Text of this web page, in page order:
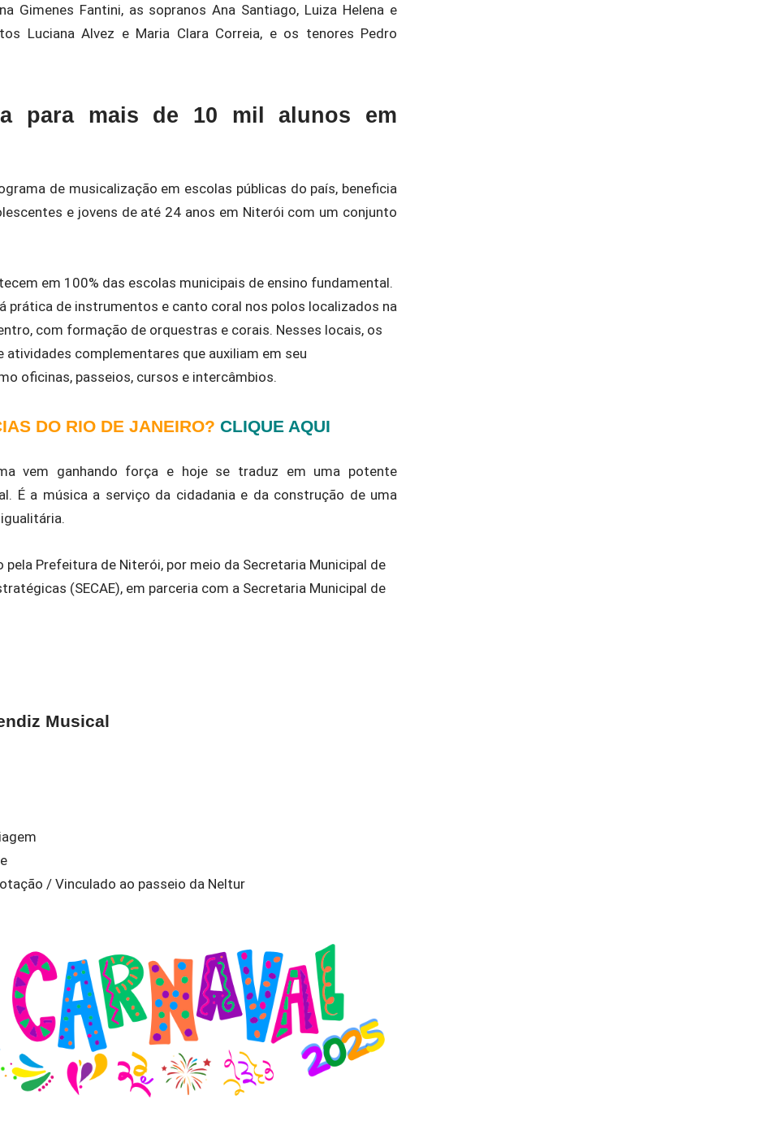
Gimenes Fantini, as sopranos Ana Santiago, Luiza Helena e
Luciana Alvez e Maria Clara Correia, e os tenores Pedro
para mais de 10 mil alunos em
de musicalização em escolas públicas do país, beneficia
e jovens de até 24 anos em Niterói com um conjunto
em 100% das escolas municipais de ensino fundamental.
prática de instrumentos e canto coral nos polos localizados na
com formação de orquestras e corais. Nesses locais, os
complementares que auxiliam em seu
oficinas, passeios, cursos e intercâmbios.
DO RIO DE JANEIRO? CLIQUE AQUI
vem ganhando força e hoje se traduz em uma potente
É a música a serviço da cidadania e da construção de uma
pela Prefeitura de Niterói, por meio da Secretaria Municipal de
(SECAE), em parceria com a Secretaria Municipal de
Musical
/ Vinculado ao passeio da Neltur